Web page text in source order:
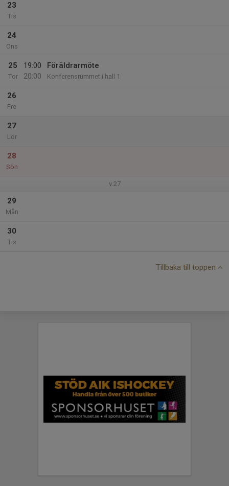
23
Tis
24
Ons
25
Tor
19:00
20:00
Föräldrarmöte
Konferensrummet i hall 1
26
Fre
27
Lör
28
Sön
v.27
29
Mån
30
Tis
Tillbaka till toppen